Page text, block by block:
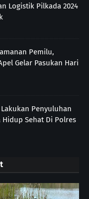
Logistik Pilkada 2024
Pemilu,
Gelar Pasukan Hari
Penyuluhan
Hidup Sehat Di Polres